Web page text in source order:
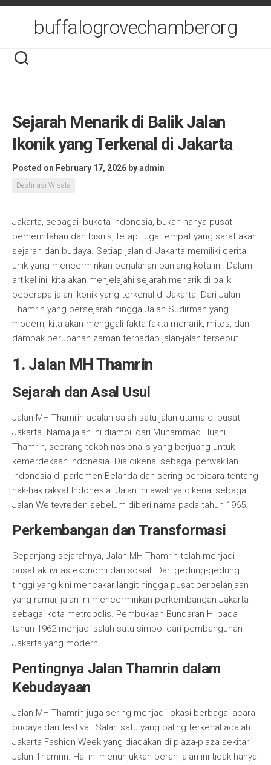
Skip
buffalogrovechamberorg
Sejarah Menarik di Balik Jalan
Ikonik yang Terkenal di Jakarta
Posted on February 17, 2026 byadmin
Destinasi Wisata
Jakarta, sebagai ibukota Indonesia, bukan hanya pusat
pemerintahan dan bisnis, tetapi juga tempat yang sarat akan
sejarah dan budaya. Setiap jalan di Jakarta memiliki cerita
unik yang mencerminkan perjalanan panjang kota ini. Dalam
artikel ini, kita akan menjelajahi sejarah menarik di balik
beberapa jalan ikonik yang terkenal di Jakarta. Dari Jalan
Thamrin yang bersejarah hingga Jalan Sudirman yang
modern, kita akan menggali fakta-fakta menarik, mitos, dan
dampak perubahan zaman terhadap jalan-jalan tersebut.
1. Jalan MH Thamrin
Sejarah dan Asal Usul
Jalan MH Thamrin adalah salah satu jalan utama di pusat
Jakarta. Nama jalan ini diambil dari Muhammad Husni
Thamrin, seorang tokoh nasionalis yang berjuang untuk
kemerdekaan Indonesia. Dia dikenal sebagai perwakilan
Indonesia di parlemen Belanda dan sering berbicara tentang
hak-hak rakyat Indonesia. Jalan ini awalnya dikenal sebagai
Jalan Weltevreden sebelum diberi nama pada tahun 1965.
Perkembangan dan Transformasi
Sepanjang sejarahnya, Jalan MH Thamrin telah menjadi
pusat aktivitas ekonomi dan sosial. Dari gedung-gedung
tinggi yang kini mencakar langit hingga pusat perbelanjaan
yang ramai, jalan ini mencerminkan perkembangan Jakarta
sebagai kota metropolis. Pembukaan Bundaran HI pada
tahun 1962 menjadi salah satu simbol dari pembangunan
Jakarta yang modern.
Pentingnya Jalan Thamrin dalam
Kebudayaan
Jalan MH Thamrin juga sering menjadi lokasi berbagai acara
budaya dan festival. Salah satu yang paling terkenal adalah
Jakarta Fashion Week yang diadakan di plaza-plaza sekitar
Jalan Thamrin. Hal ini menunjukkan peran jalan ini tidak hanya